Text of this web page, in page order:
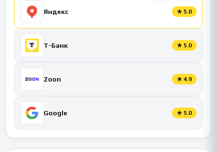
Яндекс ★ 5.0
Т-Банк ★ 5.0
Zoon ★ 4.9
Google ★ 5.0